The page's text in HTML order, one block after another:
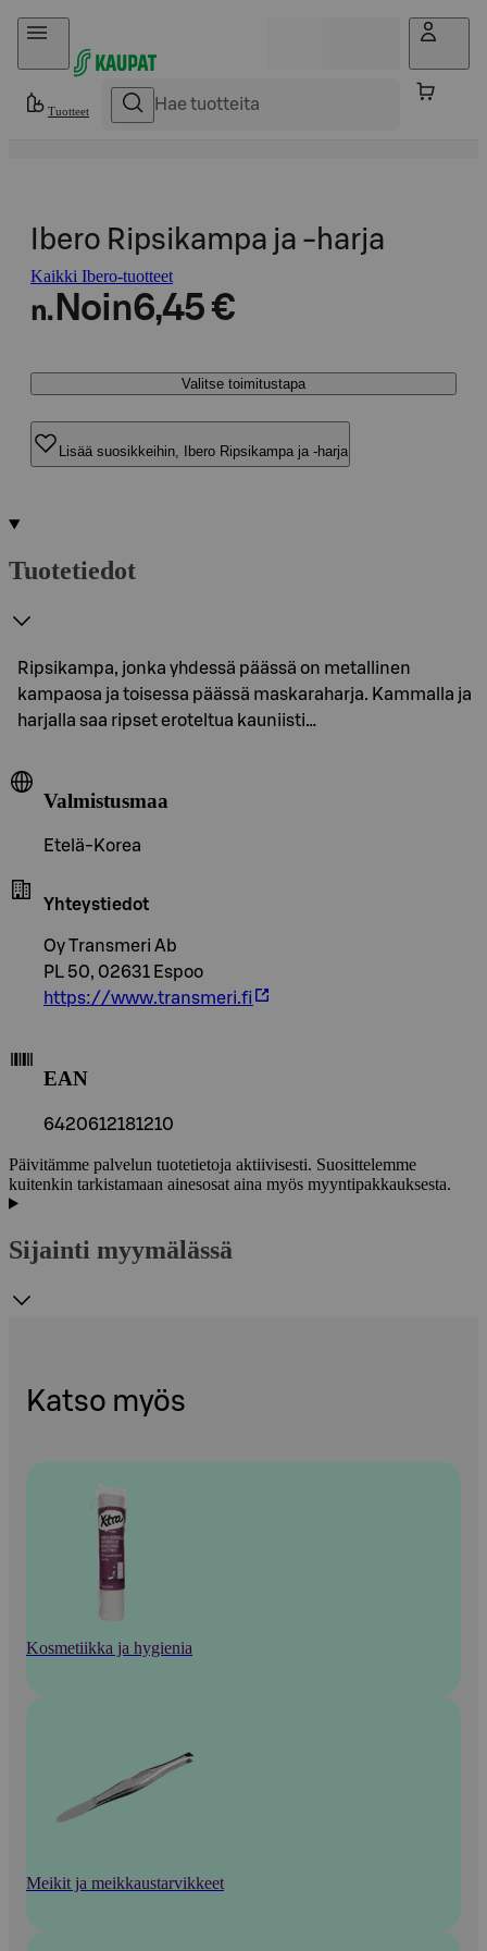
Hyppää sisältöön
Tuotteet
Ibero Ripsikampa ja -harja
Kaikki Ibero-tuotteet
n. Noin6,45 €
Valitse toimitustapa
Lisää suosikkeihin, Ibero Ripsikampa ja -harja
Tuotetiedot
Ripsikampa, jonka yhdessä päässä on metallinen
kampaosa ja toisessa päässä maskaraharja. Kammalla ja
harjalla saa ripset eroteltua kauniisti…
Valmistusmaa
Etelä-Korea
Yhteystiedot
Oy Transmeri Ab
PL 50, 02631 Espoo
https://www.transmeri.fi
EAN
6420612181210
Päivitämme palvelun tuotetietoja aktiivisesti. Suosittelemme
kuitenkin tarkistamaan ainesosat aina myös myyntipakkauksesta.
Sijainti myymälässä
Katso myös
Kosmetiikka ja hygienia
Meikit ja meikkaustarvikkeet